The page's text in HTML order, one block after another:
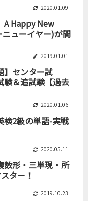
2020.01.09
A Happy New
ニューイヤー)が間
2019.01.01
】センター試
験＆追試験【過去
2020.01.06
検2級の単語-実戦
2020.05.11
数形・三単現・所
ター！
2019.10.23